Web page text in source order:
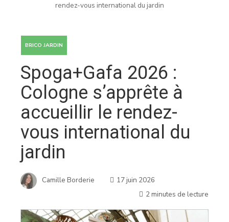
rendez-vous international du jardin
BRICO JARDIN
Spoga+Gafa 2026 :
Cologne s’apprête à
accueillir le rendez-
vous international du
jardin
Camille Borderie
17 juin 2026
2 minutes de lecture